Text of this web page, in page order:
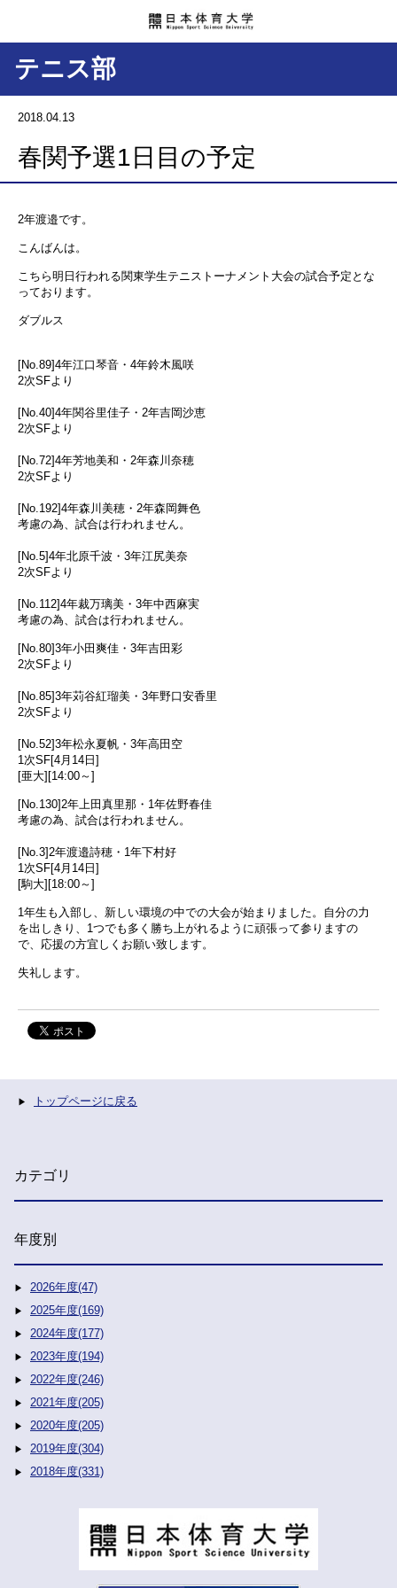
テニス部
2018.04.13
春関予選1日目の予定
2年渡邉です。
こんばんは。
こちら明日行われる関東学生テニストーナメント大会の試合予定とな
っております。
ダブルス
[No.89]4年江口琴音・4年鈴木風咲
2次SFより
[No.40]4年関谷里佳子・2年吉岡沙恵
2次SFより
[No.72]4年芳地美和・2年森川奈穂
2次SFより
[No.192]4年森川美穂・2年森岡舞色
考慮の為、試合は行われません。
[No.5]4年北原千波・3年江尻美奈
2次SFより
[No.112]4年裁万璃美・3年中西麻実
考慮の為、試合は行われません。
[No.80]3年小田爽佳・3年吉田彩
2次SFより
[No.85]3年苅谷紅瑠美・3年野口安香里
2次SFより
[No.52]3年松永夏帆・3年高田空
1次SF[4月14日]
[亜大][14:00～]
[No.130]2年上田真里那・1年佐野春佳
考慮の為、試合は行われません。
[No.3]2年渡邉詩穂・1年下村好
1次SF[4月14日]
[駒大][18:00～]
1年生も入部し、新しい環境の中での大会が始まりました。自分の力
を出しきり、1つでも多く勝ち上がれるように頑張って参りますの
で、応援の方宜しくお願い致します。
失礼します。
トップページに戻る
カテゴリ
年度別
2026年度(47)
2025年度(169)
2024年度(177)
2023年度(194)
2022年度(246)
2021年度(205)
2020年度(205)
2019年度(304)
2018年度(331)